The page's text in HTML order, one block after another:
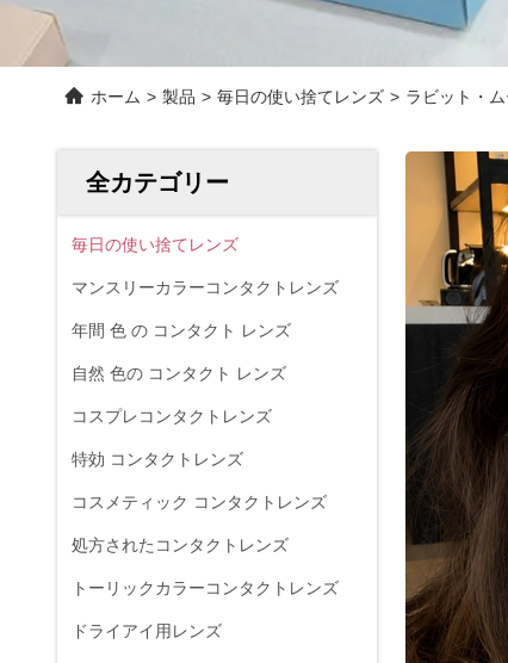
ホーム > 製品 > 毎日の使い捨てレンズ > ラビット・
全カテゴリー
毎日の使い捨てレンズ
マンスリーカラーコンタクトレンズ
年間 色 の コンタクト レンズ
自然 色の コンタクト レンズ
コスプレコンタクトレンズ
特効 コンタクトレンズ
コスメティック コンタクトレンズ
処方されたコンタクトレンズ
トーリックカラーコンタクトレンズ
ドライアイ用レンズ